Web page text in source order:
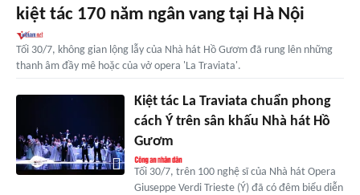
kiệt tác 170 năm ngân vang tại Hà Nội
Tối 30/7, không gian lộng lẫy của Nhà hát Hồ Gươm đã rung lên những
thanh âm đầy mê hoặc của vở opera 'La Traviata'.
Kiệt tác La Traviata chuẩn phong
cách Ý trên sân khấu Nhà hát Hồ
Gươm
Tối 30/7, trên 100 nghệ sĩ của Nhà hát Opera
Giuseppe Verdi Trieste (Ý) đã có đêm biểu diễn